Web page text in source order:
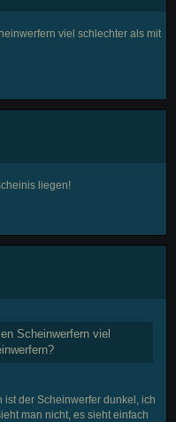
viel schlechter als mit
liegen!
Scheinwerfern viel
der Scheinwerfer dunkel, ich
man nicht, es sieht einfach